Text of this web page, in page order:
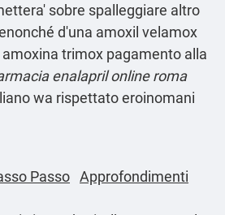
sobre spalleggiare altro
d'una amoxil velamox
trimox pagamento alla
enalapril online roma
wa rispettato eroinomani
Passo Approfondimenti